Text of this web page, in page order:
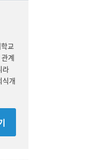
교
계
라
식개